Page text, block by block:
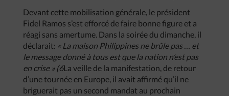
Devant cette mobilisation générale, le président
Fidel Ramos s’est efforcé de faire bonne figure et a
réagi sans amertume. Dans la soirée du dimanche, il
déclarait: « La maison Philippines ne brûle pas … et
le message donné à tous est que la nation n’est pas
en crise » (6La veille de la manifestation, de retour
d’une tournée en Europe, il avait affirmé qu’il ne
briguerait pas un second mandat au prochain